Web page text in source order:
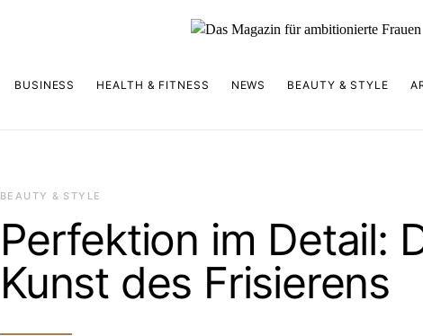
BUSINESS HEALTH & FITNESS NEWS BEAUTY & STYLE
BEAUTY & STYLE
Perfektion im Detail:
Kunst des Frisierens